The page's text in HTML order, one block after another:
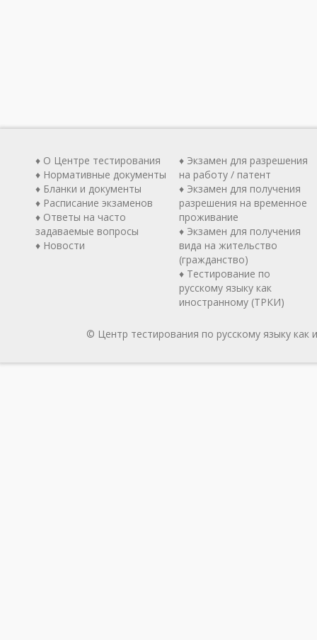
♦ О Центре тестирования
♦ Нормативные документы
♦ Бланки и документы
♦ Расписание экзаменов
♦ Ответы на часто
задаваемые вопросы
♦ Новости
♦ Экзамен для разрешения
на работу / патент
♦ Экзамен для получения
разрешения на временное
проживание
♦ Экзамен для получения
вида на жительство
(гражданство)
♦ Тестирование по
русскому языку как
иностранному (ТРКИ)
© Центр тестирования по русскому языку как